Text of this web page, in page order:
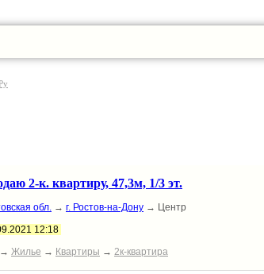
2-к. квартиру, 47,3м, 1/3 эт.
обл. → г. Ростов-на-Дону → Центр
12:18
Жилье → Квартиры → 2к-квартира